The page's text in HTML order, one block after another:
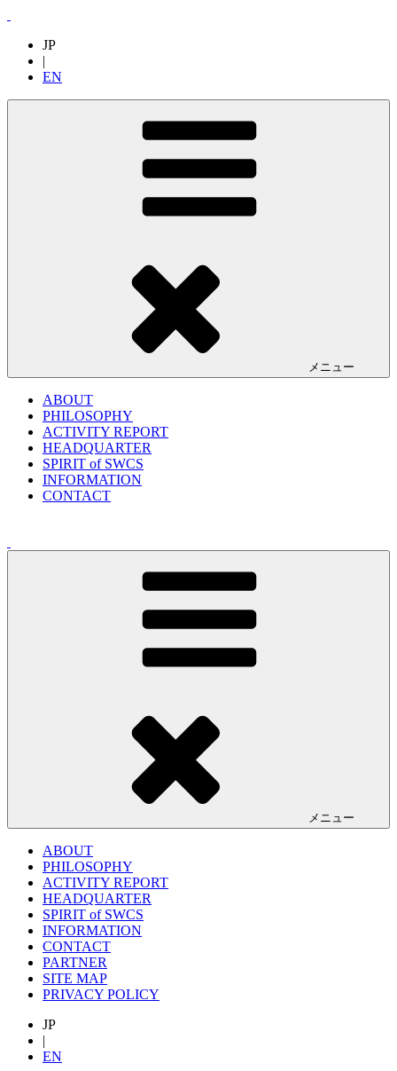
JP
|
EN
メニュー
ABOUT
PHILOSOPHY
ACTIVITY REPORT
HEADQUARTER
SPIRIT of SWCS
INFORMATION
CONTACT
メニュー
ABOUT
PHILOSOPHY
ACTIVITY REPORT
HEADQUARTER
SPIRIT of SWCS
INFORMATION
CONTACT
PARTNER
SITE MAP
PRIVACY POLICY
JP
|
EN